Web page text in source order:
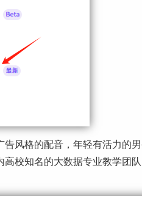
风格的配音，年轻有活力的男
校知名的大数据专业教学团